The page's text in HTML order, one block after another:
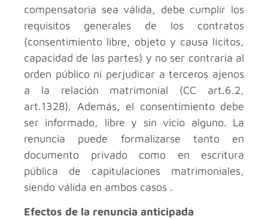
compensatoria sea válida, debe cumplir los
requisitos generales de los contratos
(consentimiento libre, objeto y causa lícitos,
capacidad de las partes) y no ser contraria al
orden público ni perjudicar a terceros ajenos
a la relación matrimonial (CC art.6.2,
art.1328). Además, el consentimiento debe
ser informado, libre y sin vicio alguno. La
renuncia puede formalizarse tanto en
documento privado como en escritura
pública de capitulaciones matrimoniales,
siendo válida en ambos casos .
Efectos de la renuncia anticipada